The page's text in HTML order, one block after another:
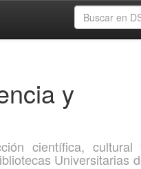
y
científica, cultural
Universitarias